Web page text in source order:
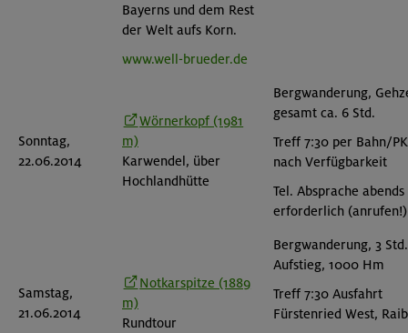
Bayerns und dem Rest
der Welt aufs Korn.
www.well-brueder.de
Sonntag,
22.06.2014
Wörnerkopf (1981
m)
Karwendel, über
Hochlandhütte
Bergwanderung,
gesamt ca. 6 Std.
Treff 7:30 per Bahn/
nach Verfügbarkeit
Tel. Absprache abends
erforderlich (anrufen!)
Samstag,
21.06.2014
Notkarspitze (1889
m)
Rundtour
Bergwanderung, 3 Std.
Aufstieg, 1000 Hm
Treff 7:30 Ausfahrt
Fürstenried West,